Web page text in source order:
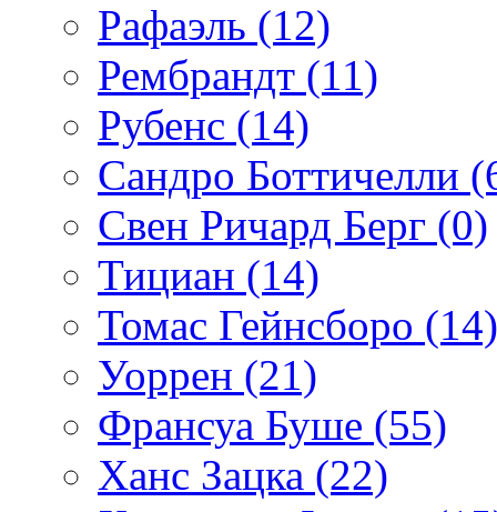
Рафаэль (12)
Рембрандт (11)
Рубенс (14)
Сандро Боттичелли
Свен Ричард Берг (0)
Тициан (14)
Томас Гейнсборо (14)
Уоррен (21)
Франсуа Буше (55)
Ханс Зацка (22)